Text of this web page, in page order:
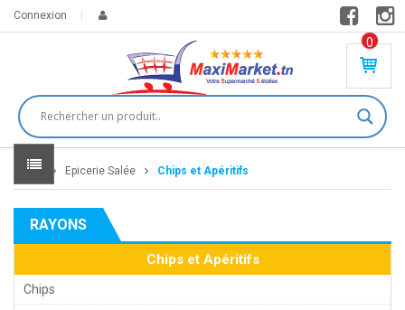
Connexion
0
PR
DU
IT(
S)
DT
Home Epicerie Salée Chips et Apéritifs
RAYONS
Chips et Apéritifs
Chips